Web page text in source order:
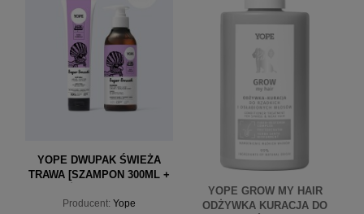
YOPE DWUPAK ŚWIEŻA
TRAWA [SZAMPON 300ML +
Producent: Yope
YOPE GROW MY HAIR
ODŻYWKA KURACJA DO